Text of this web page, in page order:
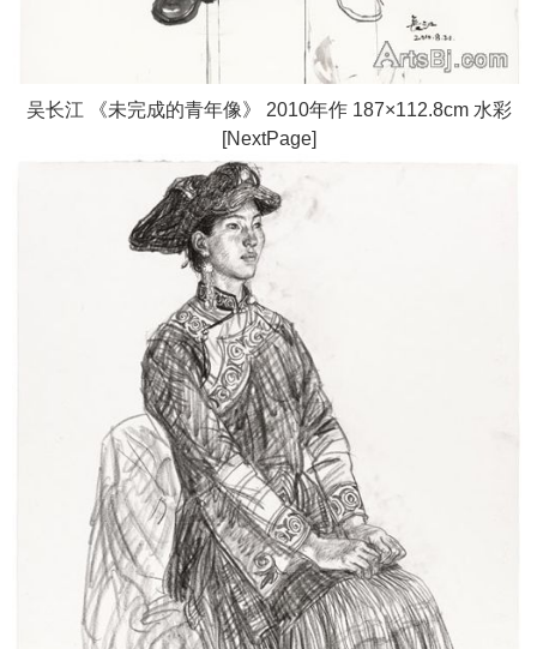
吴长江 《未完成的青年像》 2010年作 187×112.8cm 水彩
[NextPage]